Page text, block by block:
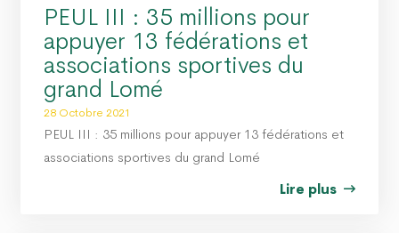
PEUL III : 35 millions pour
appuyer 13 fédérations et
associations sportives du
grand Lomé
28 Octobre 2021
PEUL III : 35 millions pour appuyer 13 fédérations et
associations sportives du grand Lomé
Lire plus